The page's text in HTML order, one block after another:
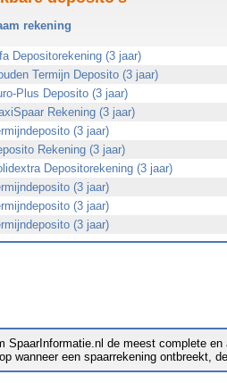
rekening
Depositorekening (3 jaar)
Termijn Deposito (3 jaar)
Plus Deposito (3 jaar)
Rekening (3 jaar)
(3 jaar)
Rekening (3 jaar)
Depositorekening (3 jaar)
(3 jaar)
(3 jaar)
(3 jaar)
SpaarInformatie.nl de meest complete
wanneer een spaarrekening ontbreekt,